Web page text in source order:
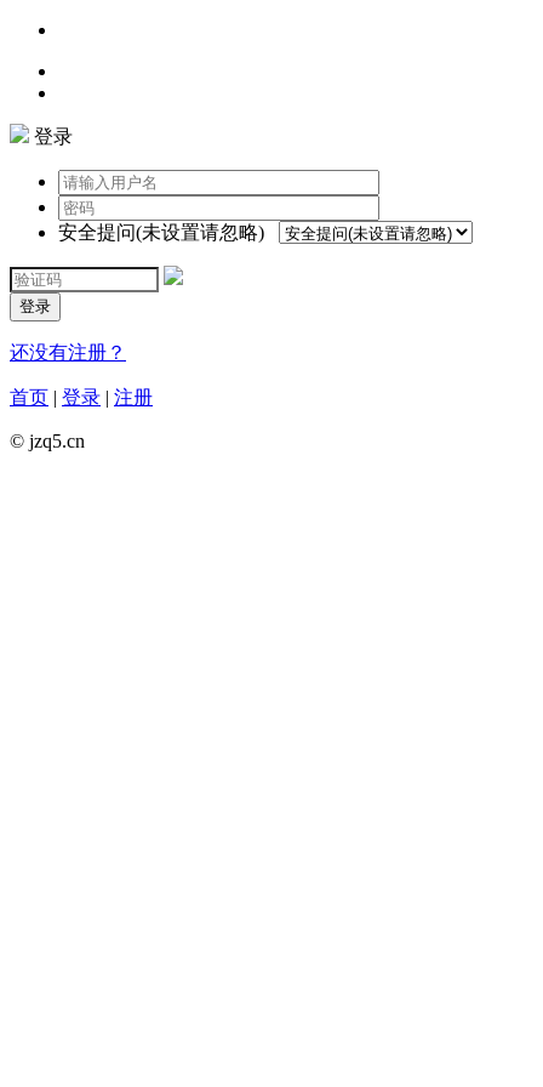
登录
安全提问(未设置请忽略)
登录
还没有注册？
首页 | 登录 | 注册
© jzq5.cn